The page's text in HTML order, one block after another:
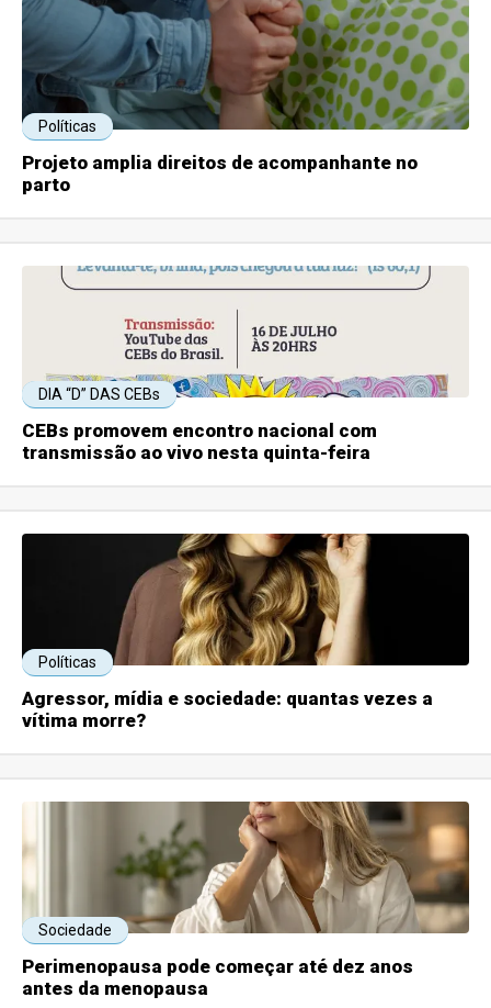
Políticas
Projeto amplia direitos de acompanhante no
parto
DIA “D” DAS CEBs
CEBs promovem encontro nacional com
transmissão ao vivo nesta quinta-feira
Políticas
Agressor, mídia e sociedade: quantas vezes a
vítima morre?
Sociedade
Perimenopausa pode começar até dez anos
antes da menopausa